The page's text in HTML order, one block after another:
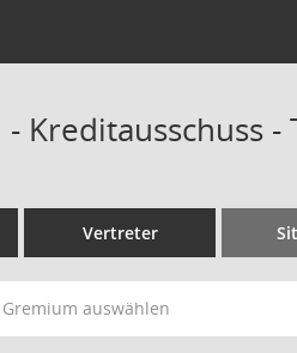
Kreditausschuss -
Vertreter
Gremium auswählen